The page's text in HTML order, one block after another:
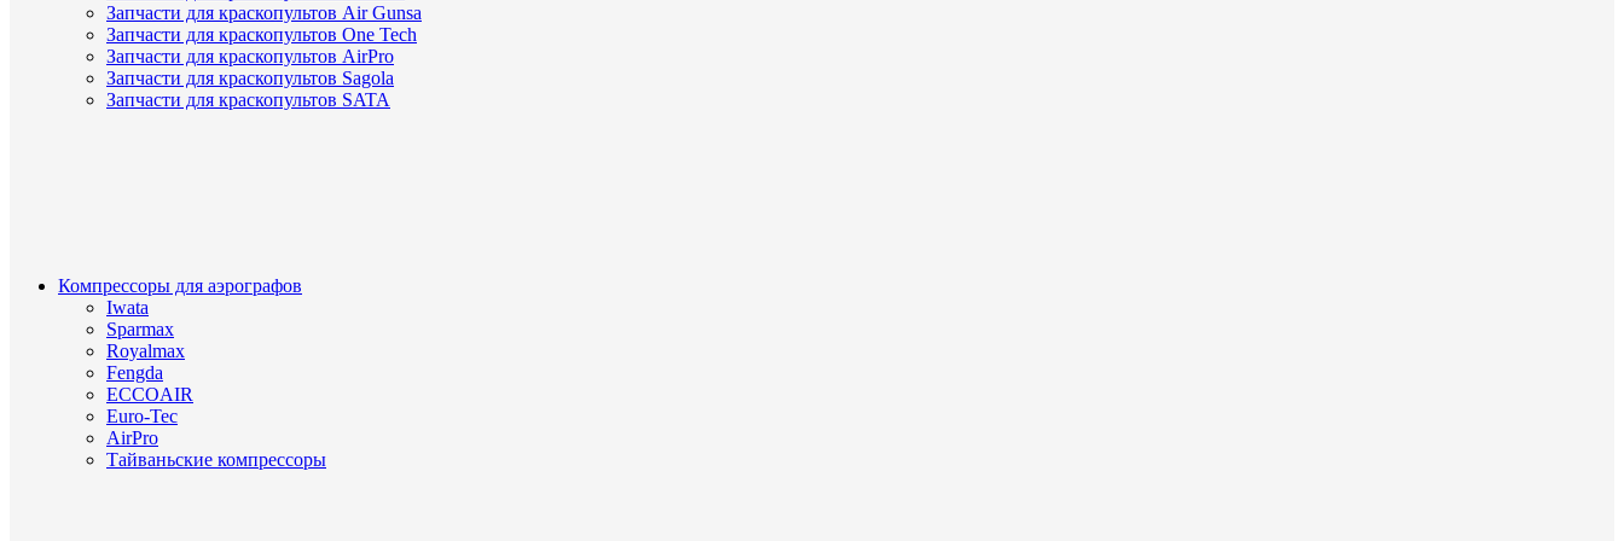
Запчасти для краскопультов Air Gunsa
Запчасти для краскопультов One Tech
Запчасти для краскопультов AirPro
Запчасти для краскопультов Sagola
Запчасти для краскопультов SATA
Компрессоры для аэрографов
Iwata
Sparmax
Royalmax
Fengda
ECCOAIR
Euro-Tec
AirPro
Тайваньские компрессоры